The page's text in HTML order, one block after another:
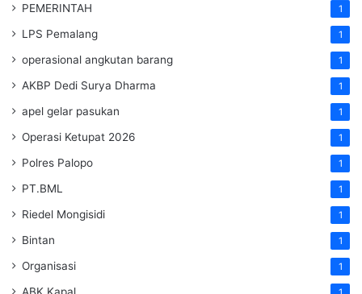
PEMERINTAH 1
LPS Pemalang 1
operasional angkutan barang 1
AKBP Dedi Surya Dharma 1
apel gelar pasukan 1
Operasi Ketupat 2026 1
Polres Palopo 1
PT.BML 1
Riedel Mongisidi 1
Bintan 1
Organisasi 1